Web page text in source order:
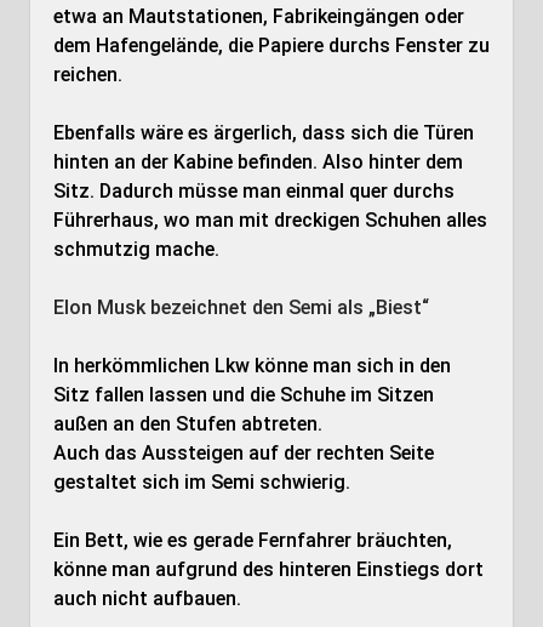
etwa an Mautstationen, Fabrikeingängen oder
dem Hafengelände, die Papiere durchs Fenster zu
reichen.
Ebenfalls wäre es ärgerlich, dass sich die Türen
hinten an der Kabine befinden. Also hinter dem
Sitz. Dadurch müsse man einmal quer durchs
Führerhaus, wo man mit dreckigen Schuhen alles
schmutzig mache.
Elon Musk bezeichnet den Semi als „Biest“
In herkömmlichen Lkw könne man sich in den
Sitz fallen lassen und die Schuhe im Sitzen
außen an den Stufen abtreten.
Auch das Aussteigen auf der rechten Seite
gestaltet sich im Semi schwierig.
Ein Bett, wie es gerade Fernfahrer bräuchten,
könne man aufgrund des hinteren Einstiegs dort
auch nicht aufbauen.